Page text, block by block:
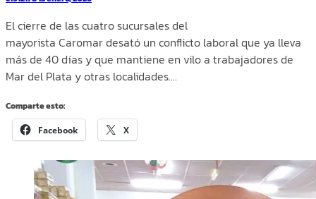
El cierre de las cuatro sucursales del
mayorista Caromar desató un conflicto laboral que ya lleva
más de 40 días y que mantiene en vilo a trabajadores de
Mar del Plata y otras localidades.…
Comparte esto:
Facebook X